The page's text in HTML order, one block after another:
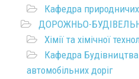
Кафедра природничих
ДОРОЖНЬО-
Хімії та хімічної
Кафедра Будівництва
автомобільних доріг